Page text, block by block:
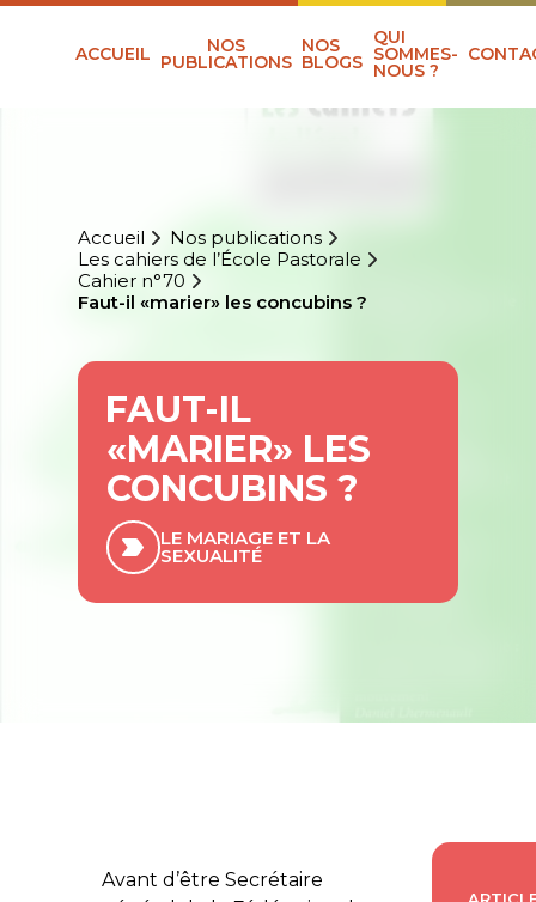
ACCUEIL NOS
PUBLICATIONS
NOS
BLOGS
QUI
SOMMES-
NOUS ?
Accueil
Nos publications
Les cahiers de l’École Pastorale
Cahier n°70
Faut-il «marier» les concubins ?
FAUT-IL
«MARIER» LES
CONCUBINS ?
LE MARIAGE ET LA
SEXUALITÉ
Avant d’être Secrétaire